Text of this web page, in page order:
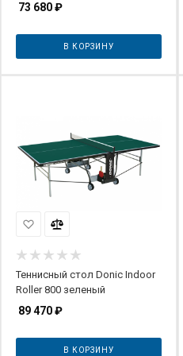
73 680₽
В КОРЗИНУ
Теннисный стол Donic Indoor
Roller 800 зеленый
89 470₽
В КОРЗИНУ